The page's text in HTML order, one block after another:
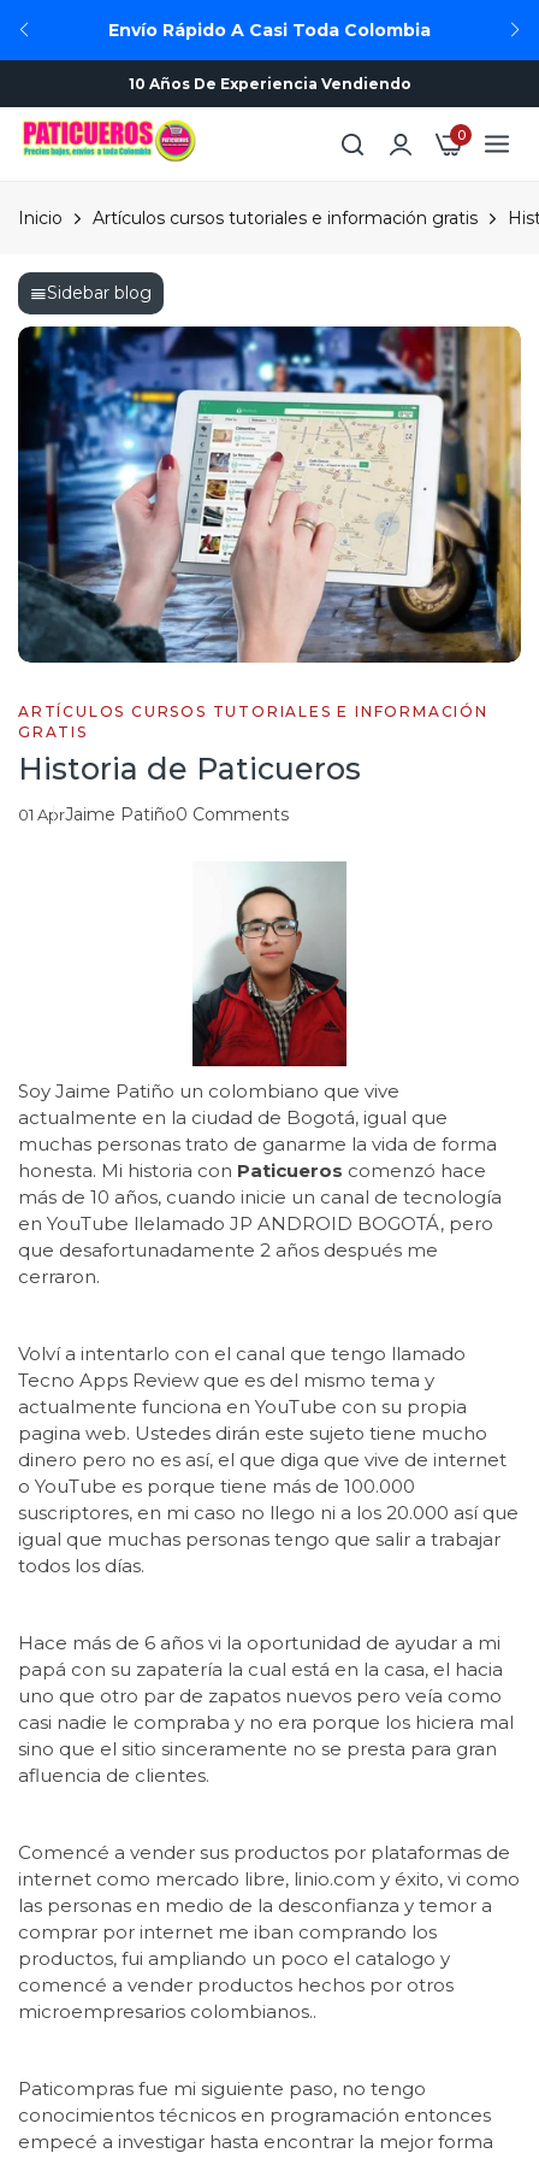
Envío Rápido A Casi Toda Colombia
10 Años De Experiencia Vendiendo
0
Inicio Artículos cursos tutoriales e información gratis
Sidebar blog
ARTÍCULOS CURSOS TUTORIALES E INFORMACIÓN
GRATIS
Historia de Paticueros
01 AprJaime Patiño0 Comments
Soy Jaime Patiño un colombiano que vive
actualmente en la ciudad de Bogotá, igual que
muchas personas trato de ganarme la vida de forma
honesta. Mi historia con Paticueros comenzó hace
más de 10 años, cuando inicie un canal de tecnología
en YouTube llelamado JP ANDROID BOGOTÁ, pero
que desafortunadamente 2 años después me
cerraron.
Volví a intentarlo con el canal que tengo llamado
Tecno Apps Review que es del mismo tema y
actualmente funciona en YouTube con su propia
pagina web. Ustedes dirán este sujeto tiene mucho
dinero pero no es así, el que diga que vive de internet
o YouTube es porque tiene más de 100.000
suscriptores, en mi caso no llego ni a los 20.000 así que
igual que muchas personas tengo que salir a trabajar
todos los días.
Hace más de 6 años vi la oportunidad de ayudar a mi
papá con su zapatería la cual está en la casa, el hacia
uno que otro par de zapatos nuevos pero veía como
casi nadie le compraba y no era porque los hiciera mal
sino que el sitio sinceramente no se presta para gran
afluencia de clientes.
Comencé a vender sus productos por plataformas de
internet como mercado libre, linio.com y éxito, vi como
las personas en medio de la desconfianza y temor a
comprar por internet me iban comprando los
productos, fui ampliando un poco el catalogo y
comencé a vender productos hechos por otros
microempresarios colombianos..
Paticompras fue mi siguiente paso, no tengo
conocimientos técnicos en programación entonces
empecé a investigar hasta encontrar la mejor forma